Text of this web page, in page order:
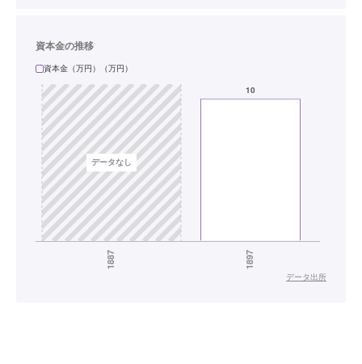
資本金の推移
資本金（万円）（万円）
データ出所